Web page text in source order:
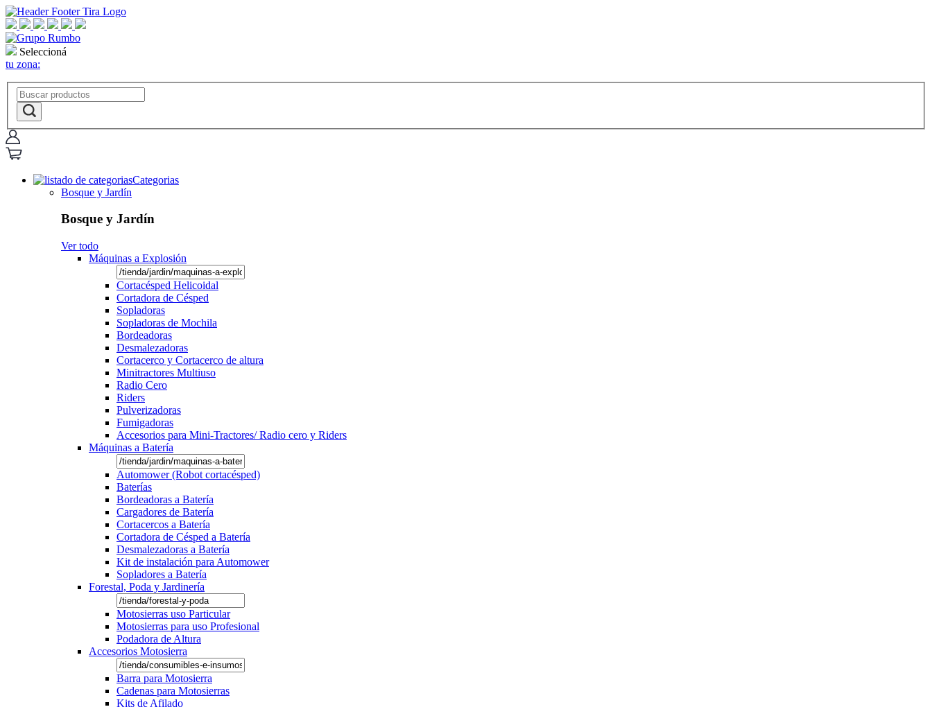
Seleccioná
tu zona:
Categorias
Bosque y Jardín
Bosque y Jardín
Ver todo
Máquinas a Explosión
Cortacésped Helicoidal
Cortadora de Césped
Sopladoras
Sopladoras de Mochila
Bordeadoras
Desmalezadoras
Cortacerco y Cortacerco de altura
Minitractores Multiuso
Radio Cero
Riders
Pulverizadoras
Fumigadoras
Accesorios para Mini-Tractores/ Radio cero y Riders
Máquinas a Batería
Automower (Robot cortacésped)
Baterías
Bordeadoras a Batería
Cargadores de Batería
Cortacercos a Batería
Cortadora de Césped a Batería
Desmalezadoras a Batería
Kit de instalación para Automower
Sopladores a Batería
Forestal, Poda y Jardinería
Motosierras uso Particular
Motosierras para uso Profesional
Podadora de Altura
Accesorios Motosierra
Barra para Motosierra
Cadenas para Motosierras
Kits de Afilado